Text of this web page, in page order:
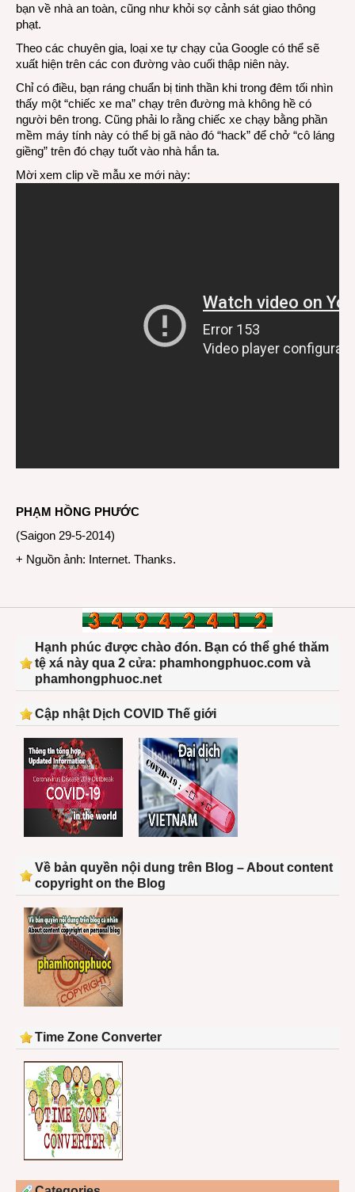
bạn về nhà an toàn, cũng như khỏi sợ cảnh sát giao thông
phạt.
Theo các chuyên gia, loại xe tự chạy của Google có thể sẽ
xuất hiện trên các con đường vào cuối thập niên này.
Chỉ có điều, bạn ráng chuẩn bị tinh thần khi trong đêm tối nhìn
thấy một “chiếc xe ma” chạy trên đường mà không hề có
người bên trong. Cũng phải lo rằng chiếc xe chạy bằng phần
mềm máy tính này có thể bị gã nào đó “hack” để chở “cô láng
giềng” trên đó chạy tuốt vào nhà hắn ta.
Mời xem clip về mẫu xe mới này:
PHẠM HỒNG PHƯỚC
(Saigon 29-5-2014)
+ Nguồn ảnh: Internet. Thanks.
Hạnh phúc được chào đón. Bạn có thể ghé thăm
tệ xá này qua 2 cửa: phamhongphuoc.com và
phamhongphuoc.net
Cập nhật Dịch COVID Thế giới
Về bản quyền nội dung trên Blog – About content
copyright on the Blog
Time Zone Converter